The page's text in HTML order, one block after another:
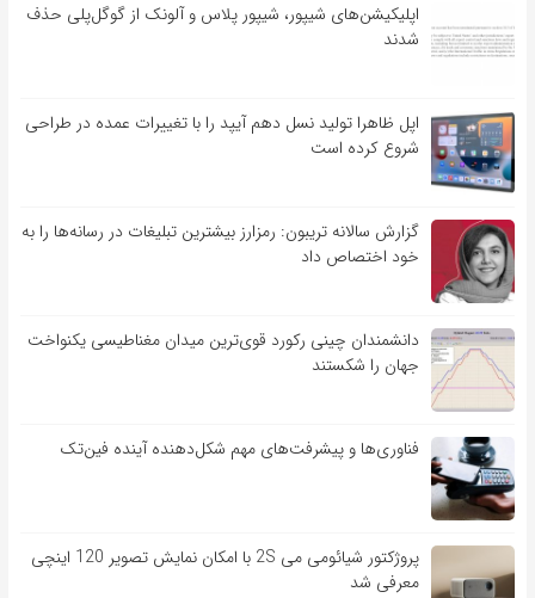
اپلیکیشن‌های شیپور، شیپور پلاس و آلونک از گوگل‌پلی حذف
شدند
اپل ظاهرا تولید نسل دهم آیپد را با تغییرات عمده در طراحی
شروع کرده است
گزارش سالانه تریبون: رمزارز بیشترین تبلیغات در رسانه‌ها را به
خود اختصاص داد
دانشمندان چینی رکورد قوی‌ترین میدان مغناطیسی یکنواخت
جهان را شکستند
فناوری‌ها و پیشرفت‌های مهم شکل‌دهنده آینده فین‌تک
پروژکتور شیائومی می 2S با امکان نمایش تصویر 120 اینچی
معرفی شد